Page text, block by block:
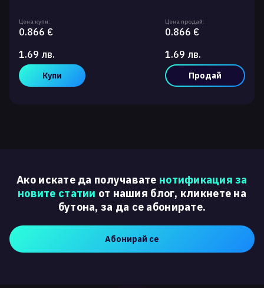
Цена купи:
0.866 €
1.69 лв.
Купи
Цена продай:
0.866 €
1.69 лв.
Продай
Ако искате да получавате нотификация за
новите статии от нашия блог, кликнете на
бутона, за да се абонирате.
Абонирай се